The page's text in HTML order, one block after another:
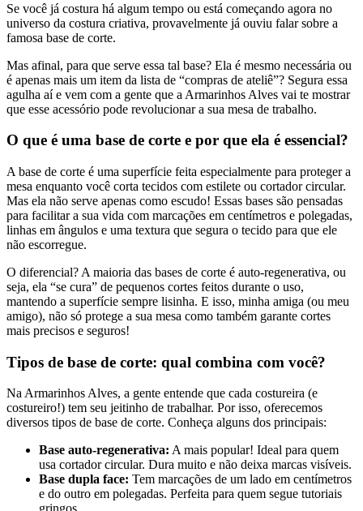
Se você já costura há algum tempo ou está começando agora no
universo da costura criativa, provavelmente já ouviu falar sobre a
famosa base de corte.
Mas afinal, para que serve essa tal base? Ela é mesmo necessária ou
é apenas mais um item da lista de “compras de ateliê”? Segura essa
agulha aí e vem com a gente que a Armarinhos Alves vai te mostrar
que esse acessório pode revolucionar a sua mesa de trabalho.
O que é uma base de corte e por que ela é essencial?
A base de corte é uma superfície feita especialmente para proteger a
mesa enquanto você corta tecidos com estilete ou cortador circular.
Mas ela não serve apenas como escudo! Essas bases são pensadas
para facilitar a sua vida com marcações em centímetros e polegadas,
linhas em ângulos e uma textura que segura o tecido para que ele
não escorregue.
O diferencial? A maioria das bases de corte é auto-regenerativa, ou
seja, ela “se cura” de pequenos cortes feitos durante o uso,
mantendo a superfície sempre lisinha. E isso, minha amiga (ou meu
amigo), não só protege a sua mesa como também garante cortes
mais precisos e seguros!
Tipos de base de corte: qual combina com você?
Na Armarinhos Alves, a gente entende que cada costureira (e
costureiro!) tem seu jeitinho de trabalhar. Por isso, oferecemos
diversos tipos de base de corte. Conheça alguns dos principais:
Base auto-regenerativa: A mais popular! Ideal para quem
usa cortador circular. Dura muito e não deixa marcas visíveis.
Base dupla face: Tem marcações de um lado em centímetros
e do outro em polegadas. Perfeita para quem segue tutoriais